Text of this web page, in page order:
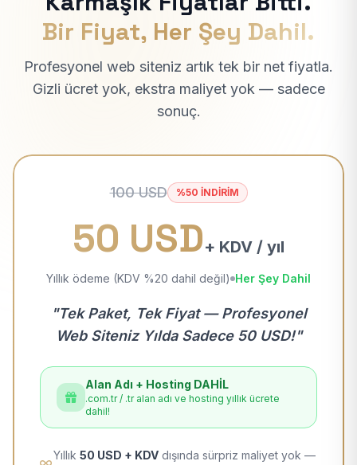
Bir Fiyat, Her Şey Dahil.
Profesyonel web siteniz artık tek bir net fiyatla.
Gizli ücret yok, ekstra maliyet yok — sadece
sonuç.
100 USD %50 İNDİRİM
50 USD+ KDV / yıl
Yıllık ödeme (KDV %20 dahil değil) Her Şey Dahil
"Tek Paket, Tek Fiyat — Profesyonel
Web Siteniz Yılda Sadece 50 USD!"
Alan Adı + Hosting DAHİL
.com.tr / .tr alan adı ve hosting yıllık ücrete
dahil!
Yıllık 50 USD + KDV dışında sürpriz maliyet yok —